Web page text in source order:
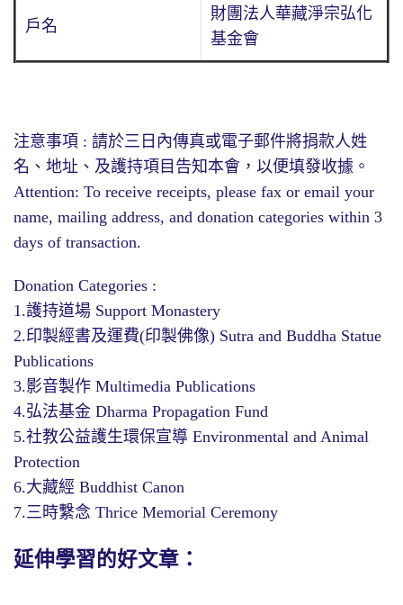
戶名
財團法人華藏淨宗弘化
基金會
注意事項 : 請於三日內傳真或電子郵件將捐款人姓
名、地址、及護持項目告知本會，以便填發收據。
Attention: To receive receipts, please fax or email your
name, mailing address, and donation categories within 3
days of transaction.
Donation Categories :
1.護持道場 Support Monastery
2.印製經書及運費(印製佛像) Sutra and Buddha Statue
Publications
3.影音製作 Multimedia Publications
4.弘法基金 Dharma Propagation Fund
5.社教公益護生環保宣導 Environmental and Animal
Protection
6.大藏經 Buddhist Canon
7.三時繫念 Thrice Memorial Ceremony
延伸學習的好文章：